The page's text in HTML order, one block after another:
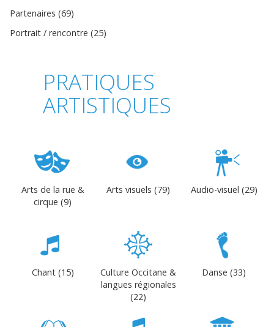
Partenaires (69)
Portrait / rencontre (25)
PRATIQUES
ARTISTIQUES
Arts de la rue &
cirque (9)
Arts visuels (79) Audio-visuel (29)
Chant (15)
Culture Occitane &
langues régionales
(22)
Danse (33)